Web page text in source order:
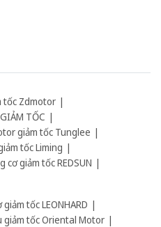
tốc Zdmotor
TỐC
giảm tốc Tunglee
tốc Liming
cơ giảm tốc REDSUN
tốc LEONHARD
giảm tốc Oriental Motor